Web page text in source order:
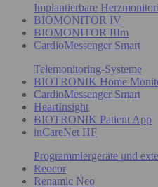
Implantierbare
BIOMONITOR IV
BIOMONITOR IIIm
CardioMessenger Smart
Telemonitoring-Systeme
BIOTRONIK Home
CardioMessenger Smart
HeartInsight
BIOTRONIK Patient App
inCareNet HF
Programmiergeräte und
Reocor
Renamic Neo